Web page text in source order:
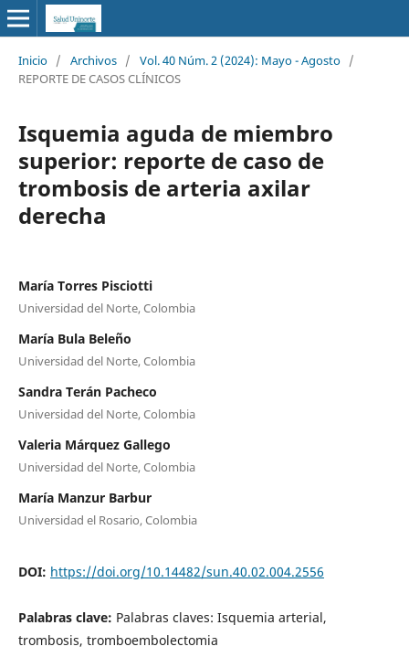
Inicio / Archivos / Vol. 40 Núm. 2 (2024): Mayo - Agosto /
REPORTE DE CASOS CLÍNICOS
Isquemia aguda de miembro
superior: reporte de caso de
trombosis de arteria axilar
derecha
María Torres Pisciotti
Universidad del Norte, Colombia
María Bula Beleño
Universidad del Norte, Colombia
Sandra Terán Pacheco
Universidad del Norte, Colombia
Valeria Márquez Gallego
Universidad del Norte, Colombia
María Manzur Barbur
Universidad el Rosario, Colombia
DOI: https://doi.org/10.14482/sun.40.02.004.2556
Palabras clave: Palabras claves: Isquemia arterial,
trombosis, tromboembolectomia